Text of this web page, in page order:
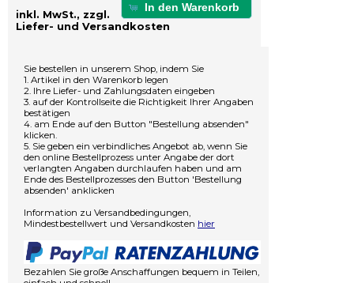
In den Warenkorb
inkl. MwSt., zzgl.
Liefer- und Versandkosten
Sie bestellen in unserem Shop, indem Sie
1. Artikel in den Warenkorb legen
2. Ihre Liefer- und Zahlungsdaten eingeben
3. auf der Kontrollseite die Richtigkeit Ihrer Angaben
bestätigen
4. am Ende auf den Button "Bestellung absenden"
klicken.
5. Sie geben ein verbindliches Angebot ab, wenn Sie
den online Bestellprozess unter Angabe der dort
verlangten Angaben durchlaufen haben und am
Ende des Bestellprozesses den Button 'Bestellung
absenden' anklicken
Information zu Versandbedingungen,
Mindestbestellwert und Versandkosten hier
Bezahlen Sie große Anschaffungen bequem in Teilen,